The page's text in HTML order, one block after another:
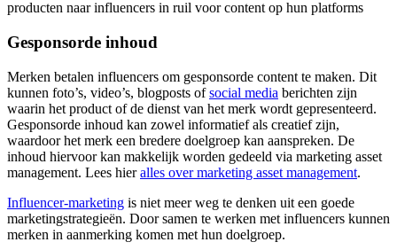
producten naar influencers in ruil voor content op hun platforms
Gesponsorde inhoud
Merken betalen influencers om gesponsorde content te maken. Dit
kunnen foto’s, video’s, blogposts ofsocial media berichten zijn
waarin het product of de dienst van het merk wordt gepresenteerd.
Gesponsorde inhoud kan zowel informatief als creatief zijn,
waardoor het merk een bredere doelgroep kan aanspreken. De
inhoud hiervoor kan makkelijk worden gedeeld via marketing asset
management. Lees hieralles over marketing asset management.
Influencer-marketing is niet meer weg te denken uit een goede
marketingstrategieën. Door samen te werken met influencers kunnen
merken in aanmerking komen met hun doelgroep.